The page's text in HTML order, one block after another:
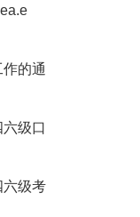
的通
级口
六级考